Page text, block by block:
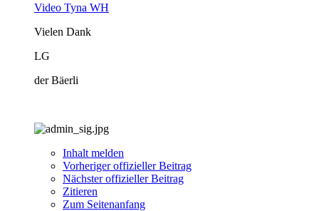
Video Tyna WH
Vielen Dank
LG
der Bäerli
Inhalt melden
Vorheriger offizieller Beitrag
Nächster offizieller Beitrag
Zitieren
Zum Seitenanfang